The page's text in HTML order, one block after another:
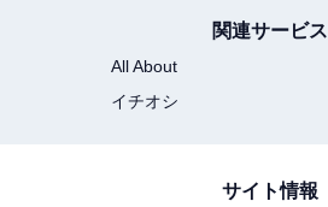
関連サービス
All About
イチオシ
サイト情報